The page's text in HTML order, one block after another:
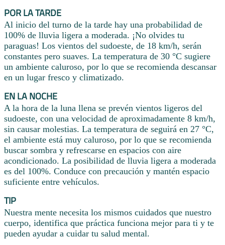
POR LA TARDE
Al inicio del turno de la tarde hay una probabilidad de
100% de lluvia ligera a moderada. ¡No olvides tu
paraguas! Los vientos del sudoeste, de 18 km/h, serán
constantes pero suaves. La temperatura de 30 °C sugiere
un ambiente caluroso, por lo que se recomienda descansar
en un lugar fresco y climatizado.
EN LA NOCHE
A la hora de la luna llena se prevén vientos ligeros del
sudoeste, con una velocidad de aproximadamente 8 km/h,
sin causar molestias. La temperatura de seguirá en 27 °C,
el ambiente está muy caluroso, por lo que se recomienda
buscar sombra y refrescarse en espacios con aire
acondicionado. La posibilidad de lluvia ligera a moderada
es del 100%. Conduce con precaución y mantén espacio
suficiente entre vehículos.
TIP
Nuestra mente necesita los mismos cuidados que nuestro
cuerpo, identifica que práctica funciona mejor para ti y te
pueden ayudar a cuidar tu salud mental.